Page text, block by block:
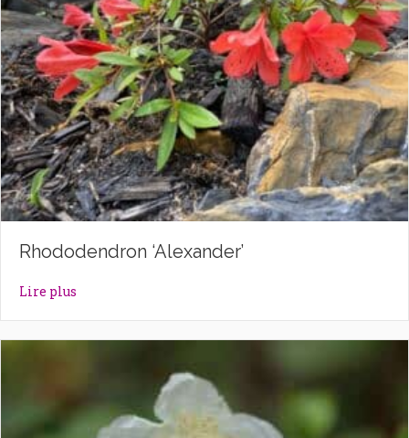
Rhododendron ‘Alexander’
Lire plus